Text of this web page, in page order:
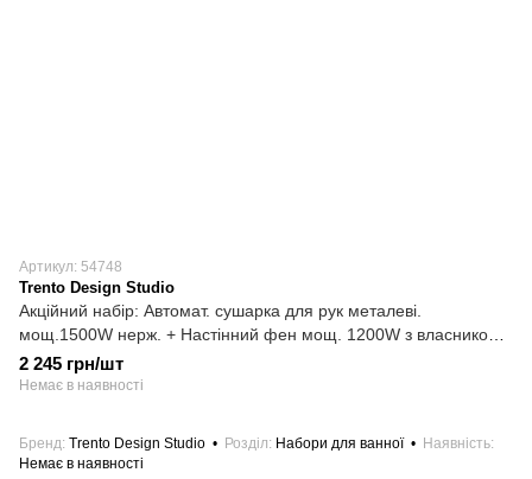
Артикул: 54748
Trento Design Studio
Акційний набір: Автомат. сушарка для рук металеві.
мощ.1500W нерж. + Настінний фен мощ. 1200W з власником і
троянд. під бритву білий
2 245 грн/шт
Немає в наявності
Бренд Trento Design Studio Розділ Набори для ванної
Наявність
Немає в наявності